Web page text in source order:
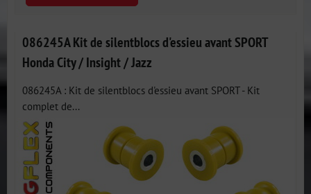
086245A Kit de silentblocs d'essieu avant SPORT
Honda City / Insight / Jazz
086245A : Kit de silentblocs d'essieu avant SPORT - Kit
complet de...